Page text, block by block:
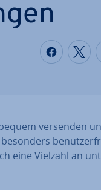
Auf
versenden
eine Vielzahl an